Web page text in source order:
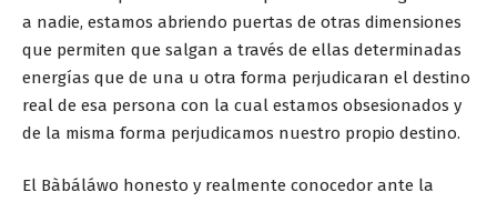
a nadie, estamos abriendo puertas de otras dimensiones
que permiten que salgan a través de ellas determinadas
energías que de una u otra forma perjudicaran el destino
real de esa persona con la cual estamos obsesionados y
de la misma forma perjudicamos nuestro propio destino.
El Bàbáláwo honesto y realmente conocedor ante la